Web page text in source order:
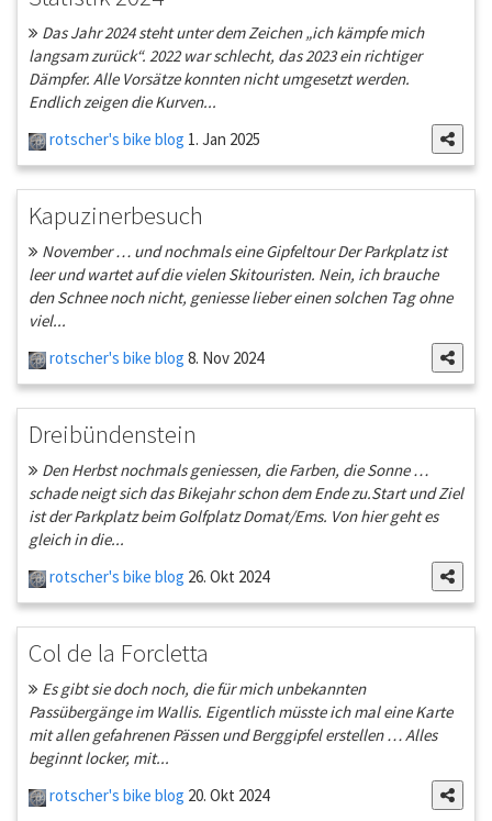
Das Jahr 2024 steht unter dem Zeichen „ich kämpfe mich
langsam zurück“. 2022 war schlecht, das 2023 ein richtiger
Dämpfer. Alle Vorsätze konnten nicht umgesetzt werden.
Endlich zeigen die Kurven...
rotscher's bike blog 1. Jan 2025
Kapuzinerbesuch
November … und nochmals eine Gipfeltour Der Parkplatz ist
leer und wartet auf die vielen Skitouristen. Nein, ich brauche
den Schnee noch nicht, geniesse lieber einen solchen Tag ohne
viel...
rotscher's bike blog 8. Nov 2024
Dreibündenstein
Den Herbst nochmals geniessen, die Farben, die Sonne …
schade neigt sich das Bikejahr schon dem Ende zu.Start und Ziel
ist der Parkplatz beim Golfplatz Domat/Ems. Von hier geht es
gleich in die...
rotscher's bike blog 26. Okt 2024
Col de la Forcletta
Es gibt sie doch noch, die für mich unbekannten
Passübergänge im Wallis. Eigentlich müsste ich mal eine Karte
mit allen gefahrenen Pässen und Berggipfel erstellen … Alles
beginnt locker, mit...
rotscher's bike blog 20. Okt 2024